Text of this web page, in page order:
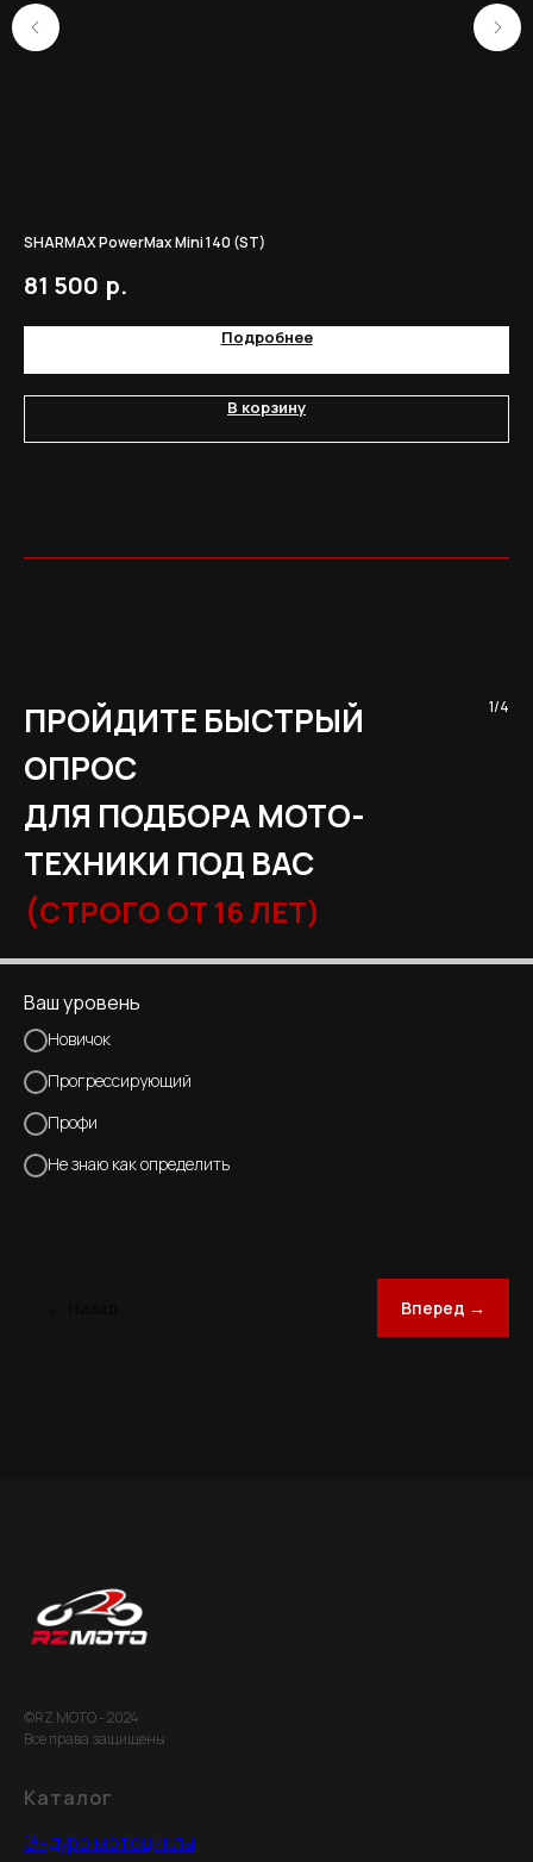
SHARMAX PowerMax Mini 140 (ST)
81 500 р.
Подробнее
В корзину
ПРОЙДИТЕ БЫСТРЫЙ
ОПРОС
ДЛЯ ПОДБОРА МОТО-
ТЕХНИКИ ПОД ВАС
(СТРОГО ОТ 16 ЛЕТ)
1/4
Ваш уровень
Новичок
Прогрессирующий
Профи
Не знаю как определить
Вперед →
©RZ MOTO - 2024
Все права защищены
Каталог
Эндуро мотоциклы